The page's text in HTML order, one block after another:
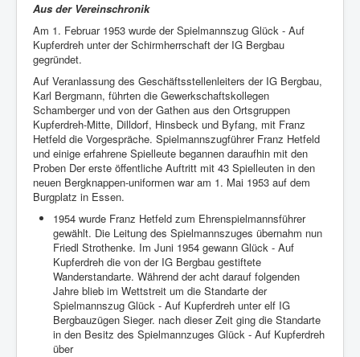
Aus der Vereinschronik
Am 1. Februar 1953 wurde der Spielmannszug Glück - Auf
Kupferdreh unter der Schirmherrschaft der IG Bergbau
gegründet.
Auf Veranlassung des Geschäftsstellenleiters der IG Bergbau,
Karl Bergmann, führten die Gewerkschaftskollegen
Schamberger und von der Gathen aus den Ortsgruppen
Kupferdreh-Mitte, Dilldorf, Hinsbeck und Byfang, mit Franz
Hetfeld die Vorgespräche. Spielmannszugführer Franz Hetfeld
und einige erfahrene Spielleute begannen daraufhin mit den
Proben Der erste öffentliche Auftritt mit 43 Spielleuten in den
neuen Bergknappen-uniformen war am 1. Mai 1953 auf dem
Burgplatz in Essen.
1954 wurde Franz Hetfeld zum Ehrenspielmannsführer
gewählt. Die Leitung des Spielmannszuges übernahm nun
Friedl Strothenke. Im Juni 1954 gewann Glück - Auf
Kupferdreh die von der IG Bergbau gestiftete
Wanderstandarte. Während der acht darauf folgenden
Jahre blieb im Wettstreit um die Standarte der
Spielmannszug Glück - Auf Kupferdreh unter elf IG
Bergbauzügen Sieger. nach dieser Zeit ging die Standarte
in den Besitz des Spielmannzuges Glück - Auf Kupferdreh
über